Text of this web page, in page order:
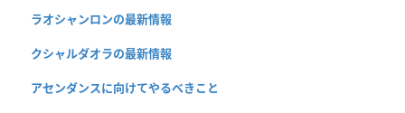
ラオシャンロンの最新情報
クシャルダオラの最新情報
アセンダンスに向けてやるべきこと